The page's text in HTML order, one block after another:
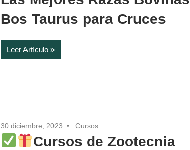
Bos Taurus para Cruces
Leer Artículo
30 diciembre, 2023 Cursos
Cursos de Zootecnia